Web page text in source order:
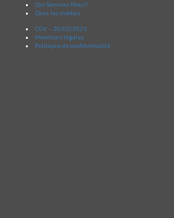
Qui Sommes Nous?
Dans les médias
CGV – 20/02/2021
Mentions légales
Politique de confidentialité